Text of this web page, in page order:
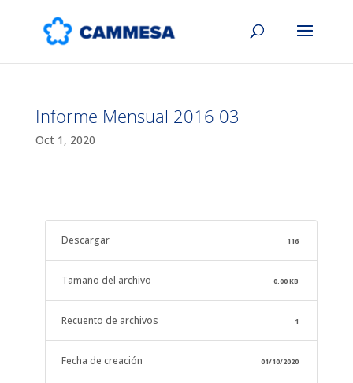
Informe Mensual 2016 03
Oct 1, 2020
Descargar 116
Tamaño del archivo 0.00 KB
Recuento de archivos 1
Fecha de creación 01/10/2020